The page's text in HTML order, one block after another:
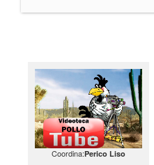
Coordina:Perico Liso